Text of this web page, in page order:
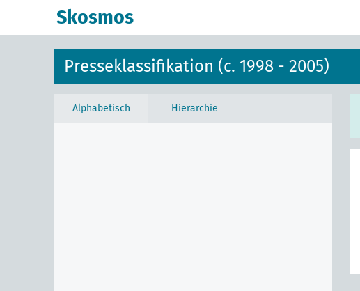
Skosmos
Presseklassifikation (c. 1998 - 2005)
Alphabetisch Hierarchie